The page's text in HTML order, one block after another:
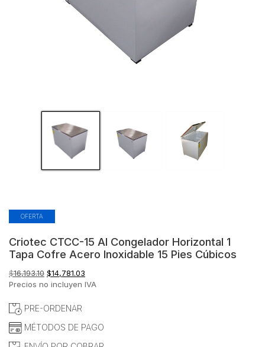
OFERTA
Criotec CTCC-15 AI Congelador Horizontal 1
Tapa Cofre Acero Inoxidable 15 Pies Cúbicos
$16,193.10 El
precio
era:
$14,781.03
precio
Precios no incluyen IVA
PRE-ORDENAR
MÉTODOS DE PAGO